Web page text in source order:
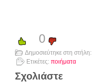
0
Δημοσιεύτηκε στη στήλη:
Ετικέτες: ποιήματα
Σχολιάστε